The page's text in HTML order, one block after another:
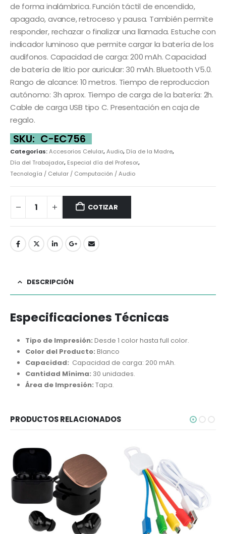
de forma inalámbrica. Función táctil de encendido,
apagado, avance, retroceso y pausa. También permite
responder, rechazar o finalizar una llamada. Estuche con
indicador luminoso que permite cargar la batería de los
audifonos. Capacidad de carga: 200 mAh. Capacidad
de batería de litio por auricular: 30 mAh. Bluetooth V5.0.
Rango de alcance: 10 metros. Tiempo de reproduccion
autónomo: 3h aprox. Tiempo de carga de la batería: 2h.
Cable de carga USB tipo C. Presentación en caja de
regalo.
SKU: C-EC756
Categorías:Accesorios Celular,Audio, Día de la Madre,
Día del Trabajador, Especial día del Profesor,
Tecnología / Celular / Computación / Audio
COTIZAR
DESCRIPCIÓN
Especificaciones Técnicas
Tipo de Impresión: Desde 1 color hasta full color.
Color del Producto: Blanco
Capacidad: Capacidad de carga: 200 mAh.
Cantidad Mínima: 30 unidades.
Área de Impresión: Tapa.
PRODUCTOS RELACIONADOS